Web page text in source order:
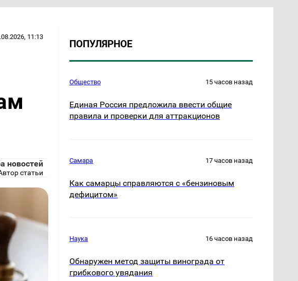
11:13
новостей
статьи
ПОПУЛЯРНОЕ
Общество 15 часов назад
Единая Россия предложила ввести общие
правила и проверки для аттракционов
Самара 17 часов назад
Как самарцы справляются с «бензиновым
дефицитом»
Наука 16 часов назад
Обнаружен метод защиты винограда от
грибкового увядания